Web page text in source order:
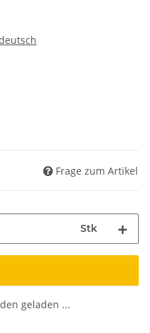
Frage zum Artikel
Stk
geladen ...